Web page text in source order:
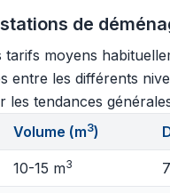
de
tarifs moyens
entre les différents
tendances
Volume (m3)
10-15 m3